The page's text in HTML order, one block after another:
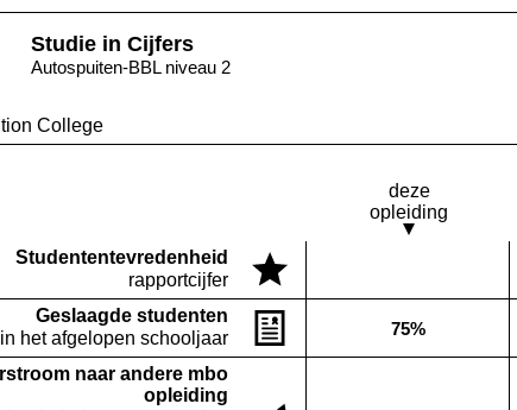
Studie in Cijfers
Autospuiten-BBL niveau 2
College
deze
opleiding
Studenten­tevredenheid
rapportcijfer
Geslaagde studenten
in het afgelopen schooljaar
Deze opleiding:
75%
naar andere mbo
opleiding